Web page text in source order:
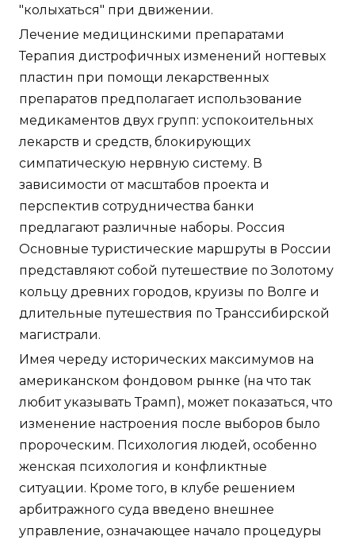
"колыхаться" при движении.
Лечение медицинскими препаратами
Терапия дистрофичных изменений ногтевых
пластин при помощи лекарственных
препаратов предполагает использование
медикаментов двух групп: успокоительных
лекарств и средств, блокирующих
симпатическую нервную систему. В
зависимости от масштабов проекта и
перспектив сотрудничества банки
предлагают различные наборы. Россия
Основные туристические маршруты в России
представляют собой путешествие по Золотому
кольцу древних городов, круизы по Волге и
длительные путешествия по Транссибирской
магистрали.
Имея череду исторических максимумов на
американском фондовом рынке (на что так
любит указывать Трамп), может показаться, что
изменение настроения после выборов было
пророческим. Психология людей, особенно
женская психология и конфликтные
ситуации. Кроме того, в клубе решением
арбитражного суда введено внешнее
управление, означающее начало процедуры